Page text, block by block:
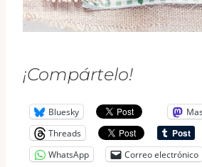
¡Compártelo!
Bluesky
Threads
WhatsApp
Correo electrónico